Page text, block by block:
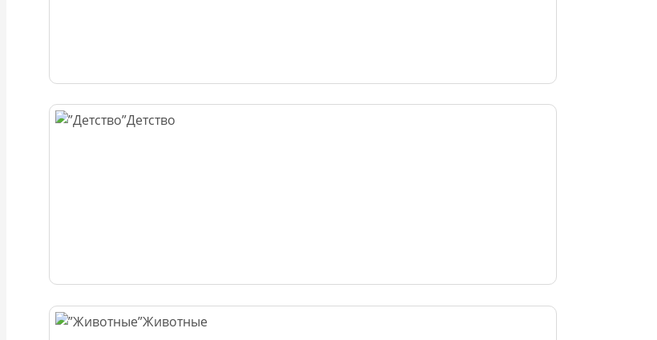
Детство
Животные